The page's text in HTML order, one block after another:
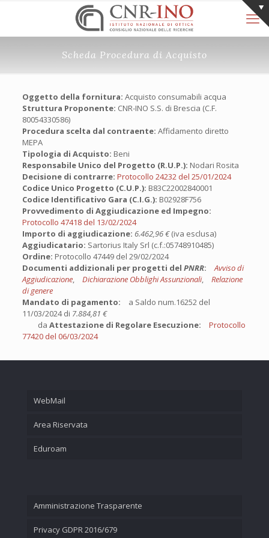
Scheda Procedura di Acquisto
Oggetto della fornitura: Acquisto consumabili acqua
Struttura Proponente: CNR-INO S.S. di Brescia (C.F.
80054330586)
Procedura scelta dal contraente: Affidamento diretto
MEPA
Tipologia di Acquisto: Beni
Responsabile Unico del Progetto (R.U.P.): Nodari Rosita
Decisione di contrarre: Protocollo 24232 del 25/01/2024
Codice Unico Progetto (C.U.P.): B83C22002840001
Codice Identificativo Gara (C.I.G.): B02928F756
Provvedimento di Aggiudicazione ed Impegno:
Protocollo 47418 del 13/02/2024
Importo di aggiudicazione: 6.462,96 €(iva esclusa)
Aggiudicatario: Sartorius Italy Srl (c.f.:05748910485)
Ordine: Protocollo 47449 del 29/02/2024
Documenti addizionali per progetti del PNRR:
Avviso di
Aggiudicazione, Dichiarazione Obblighi Assunzionali, Relazione
di genere
Mandato di pagamento: a Saldo num.16252 del
11/03/2024 di 7.884,81 €
da Attestazione di Regolare Esecuzione:
Protocollo
77420 del 06/03/2024
WebMail
Area Riservata
Eduroam
Amministrazione Trasparente
Privacy GDPR 2016/679